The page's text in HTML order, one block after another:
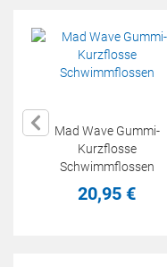
Mad Wave Gummi-
Kurzflosse
Schwimmflossen
20,95 €